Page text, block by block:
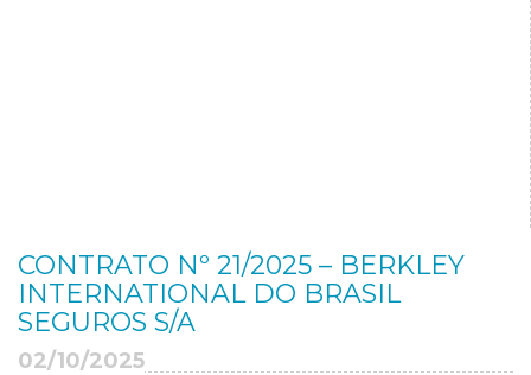
CONTRATO Nº 21/2025 – BERKLEY
INTERNATIONAL DO BRASIL
SEGUROS S/A
02/10/2025